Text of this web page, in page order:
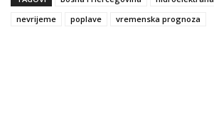
nevrijeme
poplave vremenska prognoza